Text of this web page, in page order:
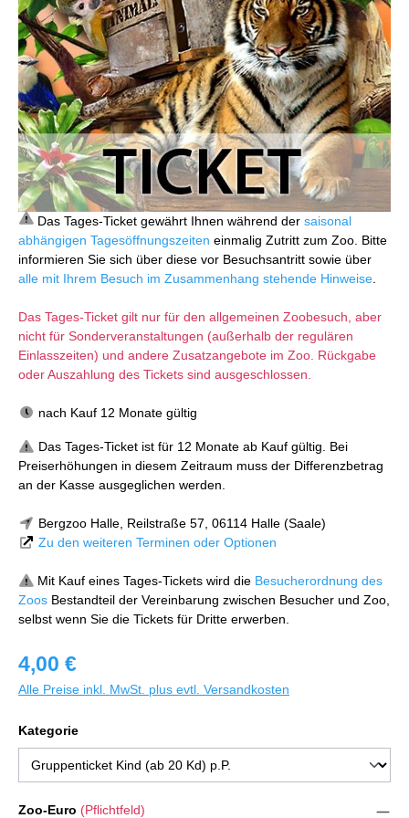
Das Tages-Ticket gewährt Ihnen während der saisonal
abhängigen Tagesöffnungszeiten einmalig Zutritt zum Zoo. Bitte
informieren Sie sich über diese vor Besuchsantritt sowie über
alle mit Ihrem Besuch im Zusammenhang stehende Hinweise
Das Tages-Ticket gilt nur für den allgemeinen Zoobesuch, aber
nicht für Sonderveranstaltungen (außerhalb der regulären
Einlasszeiten) und andere Zusatzangebote im Zoo. Rückgabe
oder Auszahlung des Tickets sind ausgeschlossen.
nach Kauf 12 Monate gültig
Das Tages-Ticket ist für 12 Monate ab Kauf gültig. Bei
Preiserhöhungen in diesem Zeitraum muss der Differenzbetrag
an der Kasse ausgeglichen werden.
Bergzoo Halle, Reilstraße 57, 06114 Halle (Saale)
Zu den weiteren Terminen oder Optionen
Mit Kauf eines Tages-Tickets wird die Besucherordnung des
Zoos Bestandteil der Vereinbarung zwischen Besucher und Zoo,
selbst wenn Sie die Tickets für Dritte erwerben.
4,00 €
Alle Preise inkl. MwSt. plus evtl. Versandkosten
Kategorie
Zoo-Euro (Pflichtfeld)